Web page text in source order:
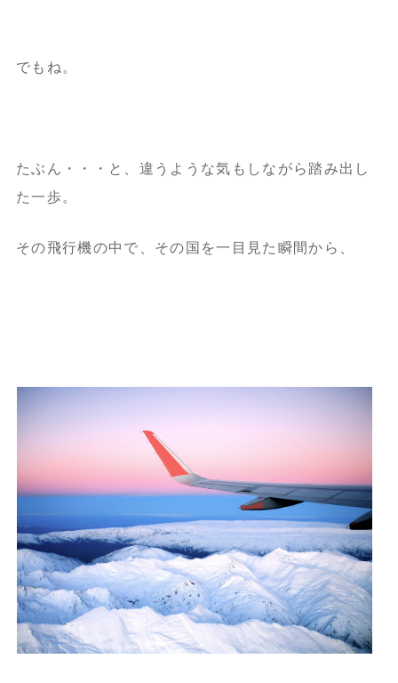
でもね。
たぶん・・・と、違うような気もしながら踏み出し
た一歩。
その飛行機の中で、その国を一目見た瞬間から、